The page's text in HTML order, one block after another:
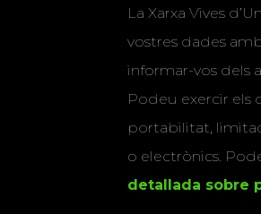
La Xarxa Vives
vostres dades
informar-vos dels
Podeu exercir els
portabilitat,
o electrònics.
detallada sobre